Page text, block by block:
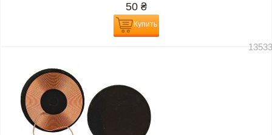
50 ₴
Купить